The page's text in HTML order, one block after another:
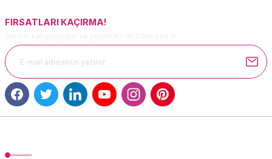
FIRSATLARI KAÇIRMA!